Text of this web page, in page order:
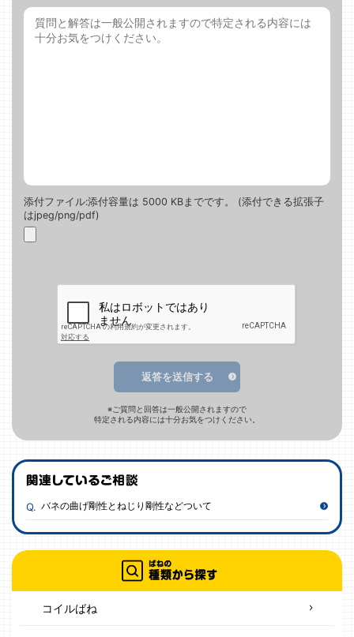
添付ファイル:添付容量は 5000 KBまでです。 (添付できる拡張子
はjpeg/png/pdf)
返答を送信する
※ご質問と回答は一般公開されますので
特定される内容には十分お気をつけください。
バネの曲げ剛性とねじり剛性などついて
コイルばね